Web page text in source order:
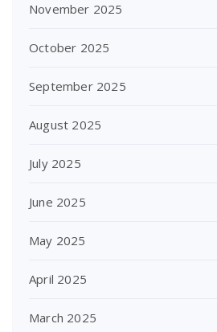
November 2025
October 2025
September 2025
August 2025
July 2025
June 2025
May 2025
April 2025
March 2025